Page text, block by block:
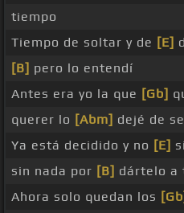
tiempo
Tiempo de soltar y de [E]
[B] pero lo entendí
Antes era yo la que [Gb]
querer lo [Abm] dejé de
Ya está decidido y no [E]
sin nada por [B] dártelo a
Ahora solo quedan los